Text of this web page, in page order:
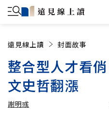
遠見線上讀 封面故事
整合型人才看
文史哲翻漲
謝明彧